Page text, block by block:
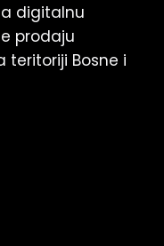
digitalnu
prodaju
teritoriji Bosne i